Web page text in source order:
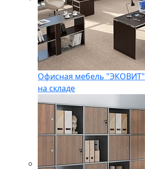
Офисная мебель "ЭКОВИТ"
на складе